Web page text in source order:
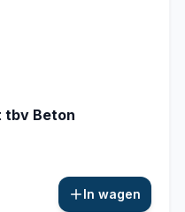
tbv Beton
In wagen